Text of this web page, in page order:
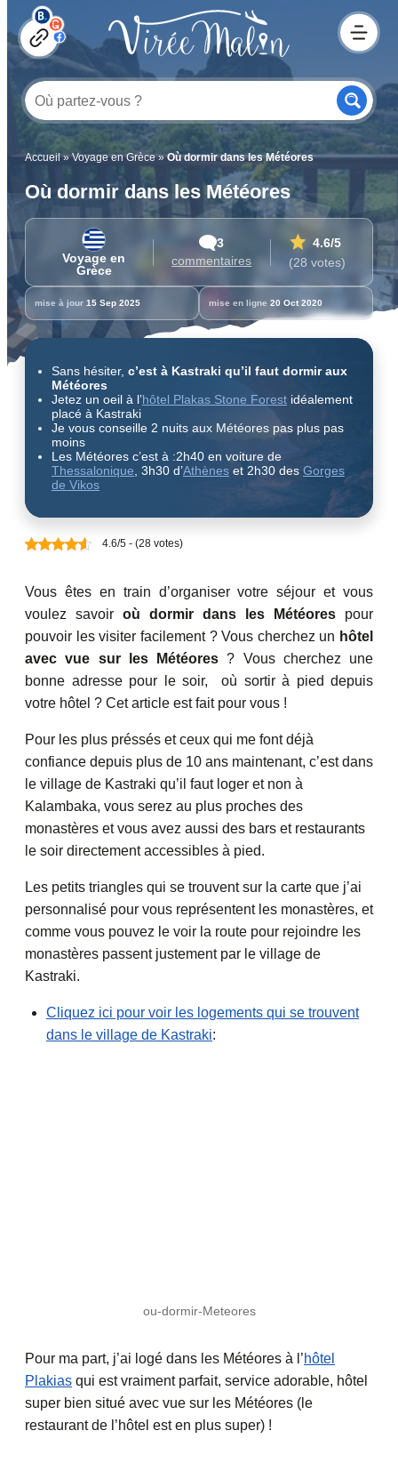
Accueil»Voyage en Grèce»Où dormir dans les Météores
Où dormir dans les Météores
Voyage en
Grèce
3
commentaires
4.6/5
(28 votes)
mise à jour 15 Sep 2025 mise en ligne 20 Oct 2020
Sans hésiter, c’est à Kastraki qu’il faut dormir aux
Météores
Jetez un oeil à l’hôtel Plakas Stone Forest idéalement
placé à Kastraki
Je vous conseille 2 nuits aux Météores pas plus pas
moins
Les Météores c’est à :2h40 en voiture de
Thessalonique , 3h30 d’Athènes et 2h30 des Gorges
de Vikos
4.6/5 - (28 votes)
Vous êtes en train d’organiser votre séjour et vous
voulez savoir où dormir dans les Météores pour
pouvoir les visiter facilement ? Vous cherchez un hôtel
avec vue sur les Météores ? Vous cherchez une
bonne adresse pour le soir, où sortir à pied depuis
votre hôtel ? Cet article est fait pour vous !
Pour les plus préssés et ceux qui me font déjà
confiance depuis plus de 10 ans maintenant, c’est dans
le village de Kastraki qu’il faut loger et non à
Kalambaka, vous serez au plus proches des
monastères et vous avez aussi des bars et restaurants
le soir directement accessibles à pied.
Les petits triangles qui se trouvent sur la carte que j’ai
personnalisé pour vous représentent les monastères, et
comme vous pouvez le voir la route pour rejoindre les
monastères passent justement par le village de
Kastraki.
Cliquez ici pour voir les logements qui se trouvent
dans le village de Kastraki:
ou-dormir-Meteores
Pour ma part, j’ai logé dans les Météores à l’hôtel
Plakias qui est vraiment parfait, service adorable, hôtel
super bien situé avec vue sur les Météores (le
restaurant de l’hôtel est en plus super) !